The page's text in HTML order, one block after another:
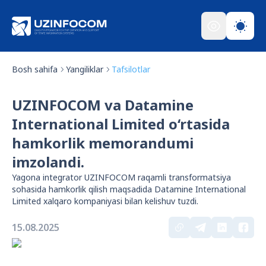
Bosh sahifa Yangiliklar Tafsilotlar
UZINFOCOM va Datamine
International Limited o‘rtasida
hamkorlik memorandumi
imzolandi.
Yagona integrator UZINFOCOM raqamli transformatsiya
sohasida hamkorlik qilish maqsadida Datamine International
Limited xalqaro kompaniyasi bilan kelishuv tuzdi.
15.08.2025